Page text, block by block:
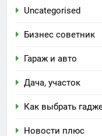
Uncategorised
Бизнес советник
Гараж и авто
Дача, участок
Как выбрать
Новости плюс